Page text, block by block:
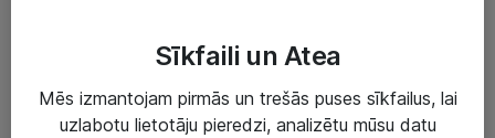
Try another search or take a look at our similar
Sīkfaili un Atea
Mēs izmantojam pirmās un trešās puses sīkfailus, lai
uzlabotu lietotāju pieredzi, analizētu mūsu datu